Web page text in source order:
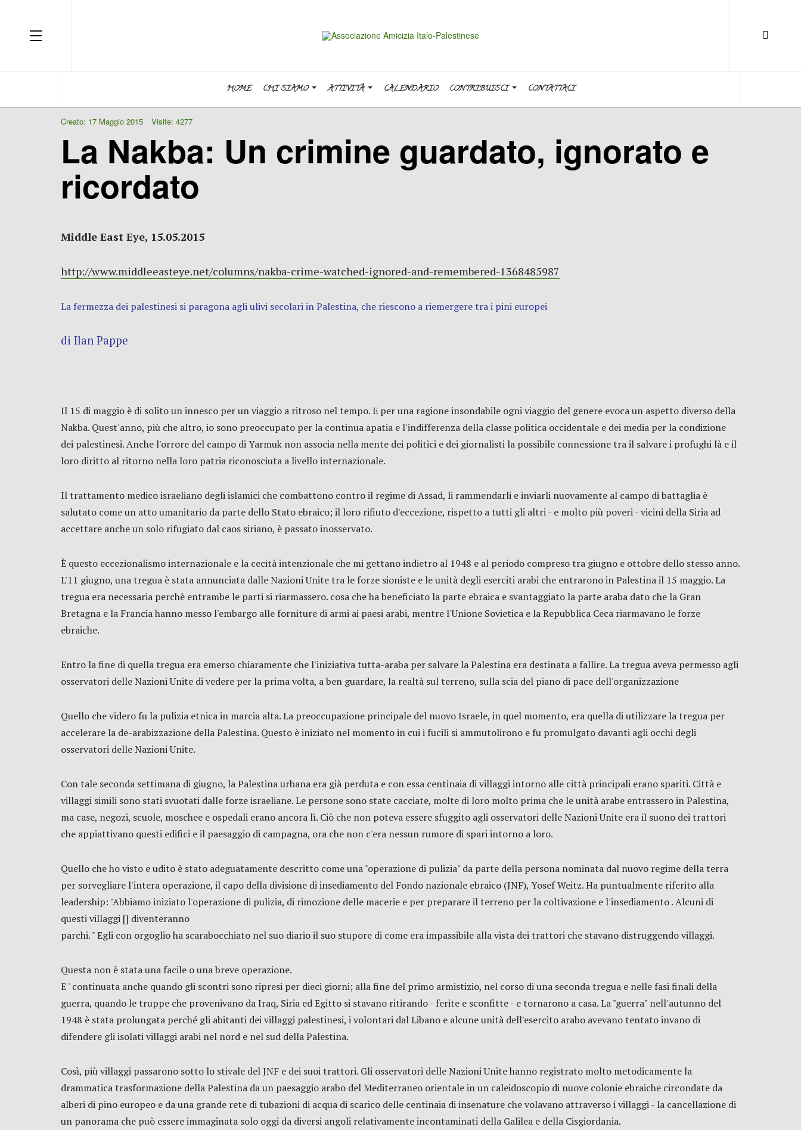
OFF CANVAS
HOME CHI SIAMO ATTIVITÀ CALENDARIO CONTRIBUISCI CONTATTACI
Creato: 17 Maggio 2015 Visite: 4277
La Nakba: Un crimine guardato, ignorato e
ricordato
Middle East Eye, 15.05.2015
http://www.middleeasteye.net/columns/nakba-crime-watched-ignored-and-remembered-1368485987
La fermezza dei palestinesi si paragona agli ulivi secolari in Palestina, che riescono a riemergere tra i pini europei
di Ilan Pappe
Il 15 di maggio è di solito un innesco per un viaggio a ritroso nel tempo. E per una ragione insondabile ogni viaggio del genere evoca un aspetto diverso della
Nakba. Quest'anno, più che altro, io sono preoccupato per la continua apatia e l'indifferenza della classe politica occidentale e dei media per la condizione
dei palestinesi. Anche l'orrore del campo di Yarmuk non associa nella mente dei politici e dei giornalisti la possibile connessione tra il salvare i profughi là e il
loro diritto al ritorno nella loro patria riconosciuta a livello internazionale.
Il trattamento medico israeliano degli islamici che combattono contro il regime di Assad, li rammendarli e inviarli nuovamente al campo di battaglia è
salutato come un atto umanitario da parte dello Stato ebraico; il loro rifiuto d'eccezione, rispetto a tutti gli altri - e molto più poveri - vicini della Siria ad
accettare anche un solo rifugiato dal caos siriano, è passato inosservato.
È questo eccezionalismo internazionale e la cecità intenzionale che mi gettano indietro al 1948 e al periodo compreso tra giugno e ottobre dello stesso anno.
L'11 giugno, una tregua è stata annunciata dalle Nazioni Unite tra le forze sioniste e le unità degli eserciti arabi che entrarono in Palestina il 15 maggio. La
tregua era necessaria perchè entrambe le parti si riarmassero. cosa che ha beneficiato la parte ebraica e svantaggiato la parte araba dato che la Gran
Bretagna e la Francia hanno messo l'embargo alle forniture di armi ai paesi arabi, mentre l'Unione Sovietica e la Repubblica Ceca riarmavano le forze
ebraiche.
Entro la fine di quella tregua era emerso chiaramente che l'iniziativa tutta-araba per salvare la Palestina era destinata a fallire. La tregua aveva permesso agli
osservatori delle Nazioni Unite di vedere per la prima volta, a ben guardare, la realtà sul terreno, sulla scia del piano di pace dell'organizzazione
Quello che videro fu la pulizia etnica in marcia alta. La preoccupazione principale del nuovo Israele, in quel momento, era quella di utilizzare la tregua per
accelerare la de-arabizzazione della Palestina. Questo è iniziato nel momento in cui i fucili si ammutolirono e fu promulgato davanti agli occhi degli
osservatori delle Nazioni Unite.
Con tale seconda settimana di giugno, la Palestina urbana era già perduta e con essa centinaia di villaggi intorno alle città principali erano spariti. Città e
villaggi simili sono stati svuotati dalle forze israeliane. Le persone sono state cacciate, molte di loro molto prima che le unità arabe entrassero in Palestina,
ma case, negozi, scuole, moschee e ospedali erano ancora lì. Ciò che non poteva essere sfuggito agli osservatori delle Nazioni Unite era il suono dei trattori
che appiattivano questi edifici e il paesaggio di campagna, ora che non c'era nessun rumore di spari intorno a loro.
Quello che ho visto e udito è stato adeguatamente descritto come una "operazione di pulizia" da parte della persona nominata dal nuovo regime della terra
per sorvegliare l'intera operazione, il capo della divisione di insediamento del Fondo nazionale ebraico (JNF), Yosef Weitz. Ha puntualmente riferito alla
leadership: "Abbiamo iniziato l'operazione di pulizia, di rimozione delle macerie e per preparare il terreno per la coltivazione e l'insediamento . Alcuni di
questi villaggi [] diventeranno
parchi. " Egli con orgoglio ha scarabocchiato nel suo diario il suo stupore di come era impassibile alla vista dei trattori che stavano distruggendo villaggi.
Questa non è stata una facile o una breve operazione.
E ' continuata anche quando gli scontri sono ripresi per dieci giorni; alla fine del primo armistizio, nel corso di una seconda tregua e nelle fasi finali della
guerra, quando le truppe che provenivano da Iraq, Siria ed Egitto si stavano ritirando - ferite e sconfitte - e tornarono a casa. La "guerra" nell'autunno del
1948 è stata prolungata perché gli abitanti dei villaggi palestinesi, i volontari dal Libano e alcune unità dell'esercito arabo avevano tentato invano di
difendere gli isolati villaggi arabi nel nord e nel sud della Palestina.
Così, più villaggi passarono sotto lo stivale del JNF e dei suoi trattori. Gli osservatori delle Nazioni Unite hanno registrato molto metodicamente la
drammatica trasformazione della Palestina da un paesaggio arabo del Mediterraneo orientale in un caleidoscopio di nuove colonie ebraiche circondate da
alberi di pino europeo e da una grande rete di tubazioni di acqua di scarico delle centinaia di insenature che volavano attraverso i villaggi - la cancellazione di
un panorama che può essere immaginata solo oggi da diversi angoli relativamente incontaminati della Galilea e della Cisgiordania.